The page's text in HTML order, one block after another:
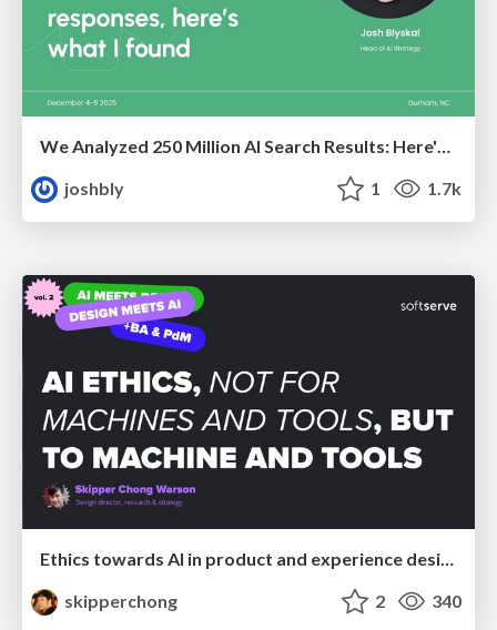
joshbly
1 1.7k
Ethics towards AI in product and experience design
skipperchong
2 340